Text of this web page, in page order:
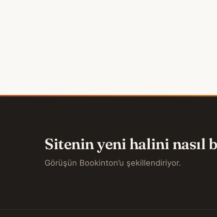
Sitenin yeni halini nasıl
Görüşün Bookinton’u şekillendiriyor.